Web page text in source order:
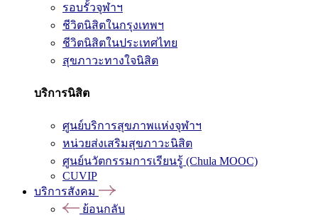
รอบรั้วจุฬาฯ
ชีวิตนิสิตในกรุงเทพฯ
ชีวิตนิสิตในประเทศไทย
สุขภาวะทางใจนิสิต
บริการนิสิต
ศูนย์บริการสุขภาพแห่งจุฬาฯ
หน่วยส่งเสริมสุขภาวะนิสิต
ศูนย์นวัตกรรมการเรียนรู้ (Chula MOOC)
CUVIP
บริการสังคม
ย้อนกลับ